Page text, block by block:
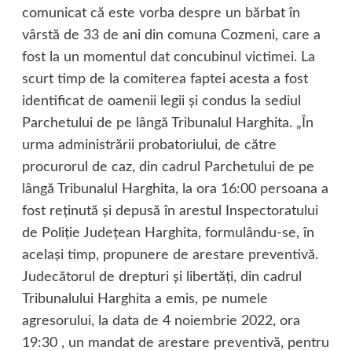
comunicat că este vorba despre un bărbat în
vârstă de 33 de ani din comuna Cozmeni, care a
fost la un momentul dat concubinul victimei. La
scurt timp de la comiterea faptei acesta a fost
identificat de oamenii legii și condus la sediul
Parchetului de pe lângă Tribunalul Harghita. „În
urma administrării probatoriului, de către
procurorul de caz, din cadrul Parchetului de pe
lângă Tribunalul Harghita, la ora 16:00 persoana a
fost reținută și depusă în arestul Inspectoratului
de Poliție Județean Harghita, formulându-se, în
același timp, propunere de arestare preventivă.
Judecătorul de drepturi și libertăți, din cadrul
Tribunalului Harghita a emis, pe numele
agresorului, la data de 4 noiembrie 2022, ora
19:30 , un mandat de arestare preventivă, pentru